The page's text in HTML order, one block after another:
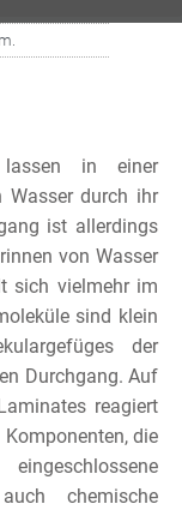
lassen in einer
Wasser durch ihr
ist allerdings
von Wasser
sich vielmehr im
sind klein
der
Durchgang. Auf
reagiert
die
chemische